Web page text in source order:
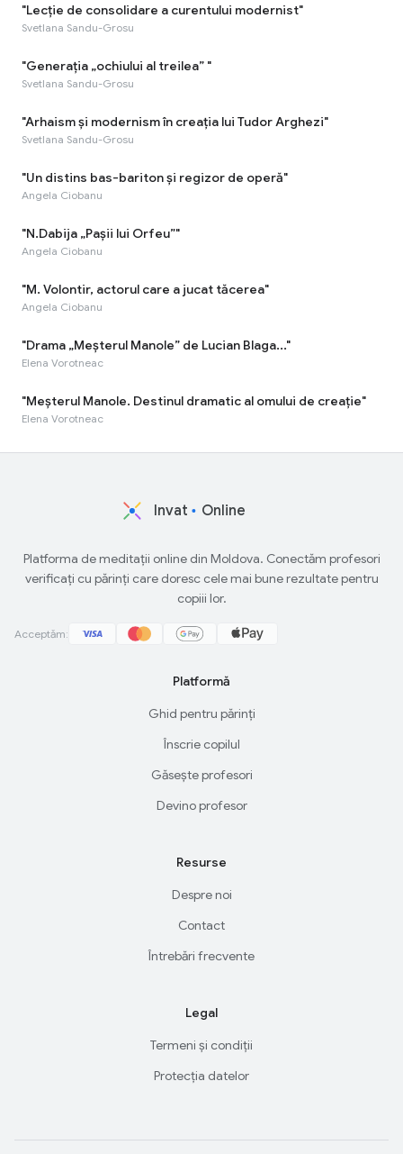
"Lecție de consolidare a curentului modernist"
Svetlana Sandu-Grosu
"Generația „ochiului al treilea” "
Svetlana Sandu-Grosu
"Arhaism și modernism în creația lui Tudor Arghezi"
Svetlana Sandu-Grosu
"Un distins bas-bariton și regizor de operă"
Angela Ciobanu
"N.Dabija „Pașii lui Orfeu”"
Angela Ciobanu
"M. Volontir, actorul care a jucat tăcerea"
Angela Ciobanu
"Drama „Meșterul Manole” de Lucian Blaga..."
Elena Vorotneac
"Meșterul Manole. Destinul dramatic al omului de creație"
Elena Vorotneac
Invat Online
Platforma de meditații online din Moldova. Conectăm profesori
verificați cu părinți care doresc cele mai bune rezultate pentru
copiii lor.
Acceptăm:
Platformă
Ghid pentru părinți
Înscrie copilul
Găsește profesori
Devino profesor
Resurse
Despre noi
Contact
Întrebări frecvente
Legal
Termeni și condiții
Protecția datelor